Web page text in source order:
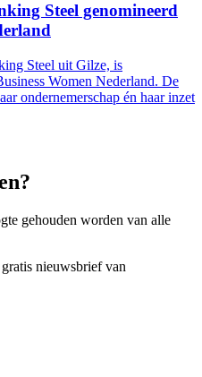
Steel genomineerd
Steel uit Gilze, is
Women Nederland. De
ondernemerschap én haar inzet
gehouden worden van alle
nieuwsbrief van